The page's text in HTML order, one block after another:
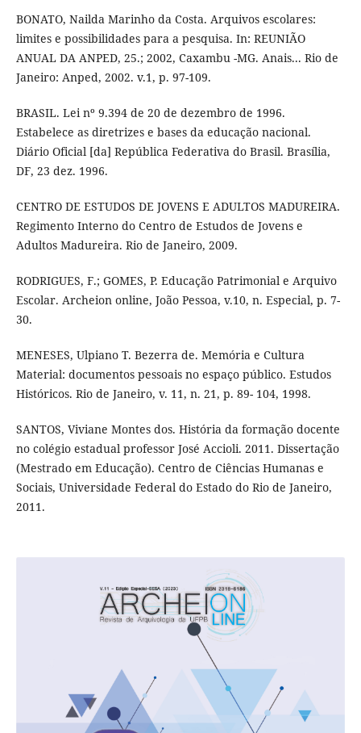
BONATO, Nailda Marinho da Costa. Arquivos escolares:
limites e possibilidades para a pesquisa. In: REUNIÃO
ANUAL DA ANPED, 25.; 2002, Caxambu -MG. Anais... Rio de
Janeiro: Anped, 2002. v.1, p. 97-109.
BRASIL. Lei nº 9.394 de 20 de dezembro de 1996.
Estabelece as diretrizes e bases da educação nacional.
Diário Oficial [da] República Federativa do Brasil. Brasília,
DF, 23 dez. 1996.
CENTRO DE ESTUDOS DE JOVENS E ADULTOS MADUREIRA.
Regimento Interno do Centro de Estudos de Jovens e
Adultos Madureira. Rio de Janeiro, 2009.
RODRIGUES, F.; GOMES, P. Educação Patrimonial e Arquivo
Escolar. Archeion online, João Pessoa, v.10, n. Especial, p. 7-
30.
MENESES, Ulpiano T. Bezerra de. Memória e Cultura
Material: documentos pessoais no espaço público. Estudos
Históricos. Rio de Janeiro, v. 11, n. 21, p. 89- 104, 1998.
SANTOS, Viviane Montes dos. História da formação docente
no colégio estadual professor José Accioli. 2011. Dissertação
(Mestrado em Educação). Centro de Ciências Humanas e
Sociais, Universidade Federal do Estado do Rio de Janeiro,
2011.